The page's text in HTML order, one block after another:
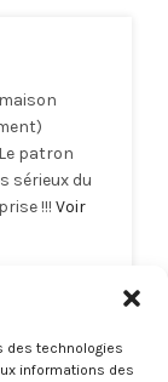
des technologies
informations des
patron
sérieux du
!!! Voir